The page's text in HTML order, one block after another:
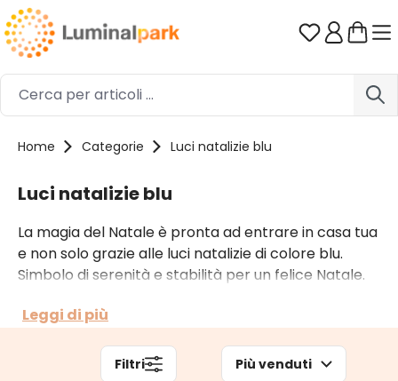
Passa al contenuto principale Hai 0
Home Categorie Luci natalizie blu
Luci natalizie blu
La magia del Natale è pronta ad entrare in casa tua
e non solo grazie alle luci natalizie di colore blu.
Simbolo di serenità e stabilità per un felice Natale.
Leggi di più
Filtri Più venduti